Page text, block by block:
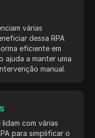
várias
dessa RPA
eficiente em
ajuda a manter uma
manual.
com várias
para simplificar o